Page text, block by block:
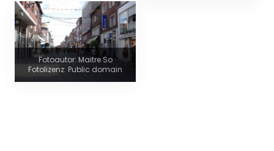
Fotoautor: Maitre So
Fotolizenz: Public domain